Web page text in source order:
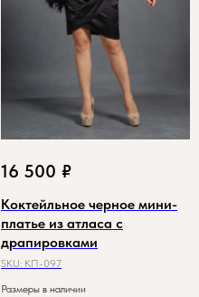
16 500 ₽
Коктейльное черное мини-
платье из атласа с
драпировками
SKU: КП-097
Размеры в наличии